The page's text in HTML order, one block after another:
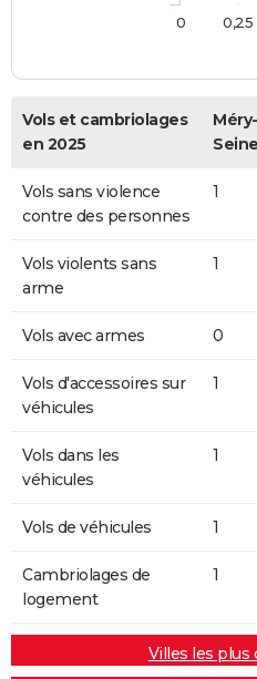
0
0,25
Vols et cambriolages
en 2025
Seine
Vols sans violence
contre des personnes
1
Vols violents sans
arme
1
Vols avec armes 0
Vols d'accessoires sur
véhicules
1
Vols dans les
véhicules
1
Vols de véhicules 1
Cambriolages de
logement
1
Villes les plus